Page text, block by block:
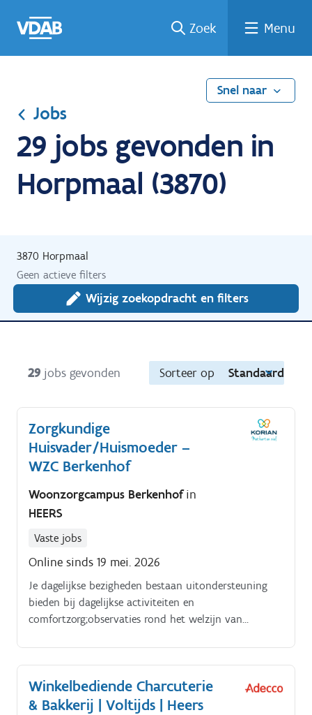
naar
een
een
job
naar
Zoek Menu
Snel naar
Jobs
29 jobs gevonden in
Horpmaal (3870)
3870 Horpmaal
Geen actieve filters
Wijzig zoekopdracht en filters
29 jobs gevonden Sorteer op Standaard
Zorgkundige
Huisvader/Huismoeder –
WZC Berkenhof
Woonzorgcampus Berkenhofin
HEERS
Vaste jobs
Online sinds 19 mei. 2026
Je dagelijkse bezigheden bestaan uitondersteuning
bieden bij dagelijkse activiteiten en
comfortzorg;observaties rond het welzijn van
tijdens maaltijden, ontbijt en andere dagelijkse
momenten;mee zorgen voor een warme en huiselijke
sfeer op de afdeling;begeleiden van activiteiten en
animatiemomenten voor bewoners;huishoudelijke
Winkelbediende Charcuterie
& Bakkerij | Voltijds | Heers